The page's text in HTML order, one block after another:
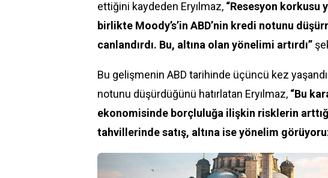
ettiğini kaydeden Eryılmaz, “Resesyon korkusu
birlikte Moody’s’in ABD’nin kredi notunu
canlandırdı. Bu, altına olan yönelimi artırdı”
Bu gelişmenin ABD tarihinde üçüncü kez
notunu düşürdüğünü hatırlatan Eryılmaz, “Bu
ekonomisinde borçluluğa ilişkin risklerin
tahvillerinde satış, altına ise yönelim